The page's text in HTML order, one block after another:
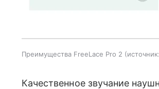
Преимущества FreeLace Pro 2 источник:
Качественное звучание